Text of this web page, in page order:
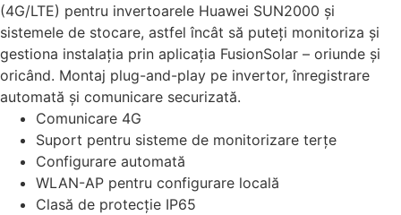
(4G/LTE) pentru invertoarele Huawei SUN2000 și
sistemele de stocare, astfel încât să puteți monitoriza și
gestiona instalația prin aplicația FusionSolar – oriunde și
oricând. Montaj plug-and-play pe invertor, înregistrare
automată și comunicare securizată.
Comunicare 4G
Suport pentru sisteme de monitorizare terțe
Configurare automată
WLAN-AP pentru configurare locală
Clasă de protecție IP65